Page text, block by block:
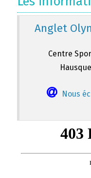
Anglet
Centre
Nous